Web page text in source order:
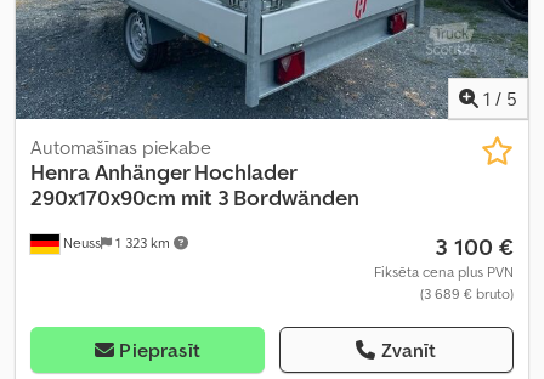
1 / 5
Neuss 1 323 km
Automašīnas piekabe
HenraAnhänger Hochlader
290x170x90cm mit 3 Bordwänden
3 100 €
Fiksēta cena plus PVN
(3 689 € bruto)
Pieprasīt Zvanīt